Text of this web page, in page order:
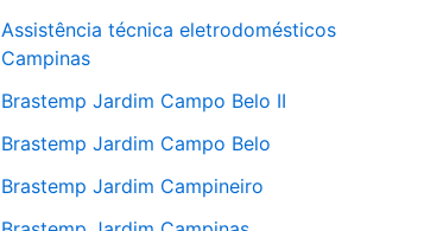
Assistência técnica eletrodomésticos
Campinas
Brastemp Jardim Campo Belo II
Brastemp Jardim Campo Belo
Brastemp Jardim Campineiro